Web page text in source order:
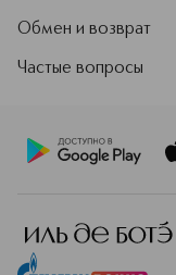
Обмен и возврат
Частые вопросы